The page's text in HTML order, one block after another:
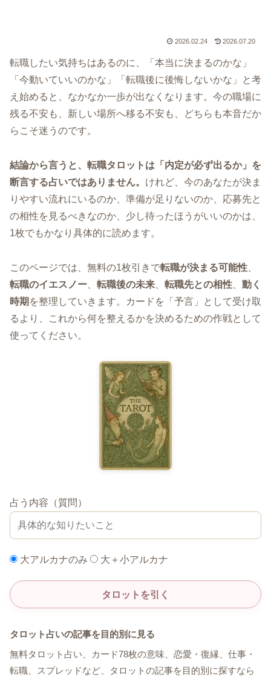
2026.02.24 2026.07.20
転職したい気持ちはあるのに、「本当に決まるのかな」
「今動いていいのかな」「転職後に後悔しないかな」と考
え始めると、なかなか一歩が出なくなります。今の職場に
残る不安も、新しい場所へ移る不安も、どちらも本音だか
らこそ迷うのです。
結論から言うと、転職タロットは「内定が必ず出るか」を
断言する占いではありません。 けれど、今のあなたが決ま
りやすい流れにいるのか、準備が足りないのか、応募先と
の相性を見るべきなのか、少し待ったほうがいいのかは、
1枚でもかなり具体的に読めます。
このページでは、無料の1枚引きで転職が決まる可能性
転職のイエスノー
転職後の未来 転職先との相性
動く
時期 を整理していきます。カードを「予言」として受け取
るより、これから何を整えるかを決めるための作戦として
使ってください。
占う内容（質問）
大アルカナのみ 大＋小アルカナ
タロットを引く
タロット占いの記事を目的別に見る
無料タロット占い、カード78枚の意味、恋愛・復縁、仕事・
転職、スプレッドなど、タロットの記事を目的別に探すなら